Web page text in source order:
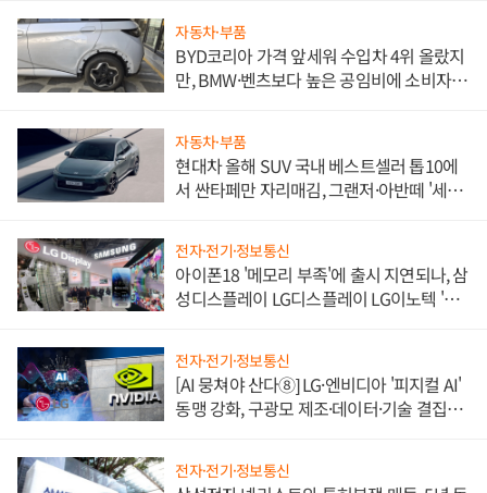
자동차·부품
BYD코리아 가격 앞세워 수입차 4위 올랐지
만, BMW·벤츠보다 높은 공임비에 소비자
자동차·부품
현대차 올해 SUV 국내 베스트셀러 톱10에
서 싼타페만 자리매김, 그랜저·아반떼 '세단
전자·전기·정보통신
아이폰18 '메모리 부족'에 출시 지연되나, 삼
성디스플레이 LG디스플레이 LG이노텍 '탈
전자·전기·정보통신
[AI 뭉쳐야 산다⑧] LG·엔비디아 '피지컬 AI'
동맹 강화, 구광모 제조·데이터·기술 결집
전자·전기·정보통신